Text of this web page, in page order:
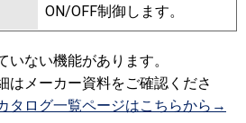
ON/OFF制御します。
いない機能があります。
はメーカー資料をご確認くださ
タログ一覧ページはこちらから→